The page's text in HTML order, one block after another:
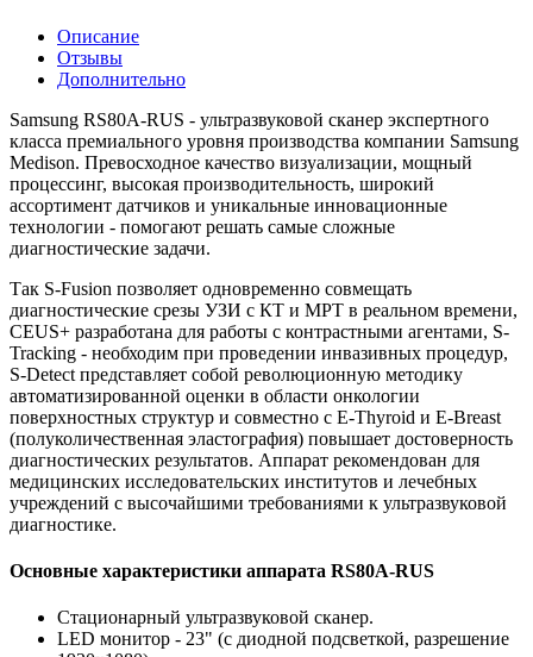
Описание
Отзывы
Дополнительно
Samsung RS80A-RUS - ультразвуковой сканер экспертного
класса премиального уровня производства компании Samsung
Medison. Превосходное качество визуализации, мощный
процессинг, высокая производительность, широкий
ассортимент датчиков и уникальные инновационные
технологии - помогают решать самые сложные
диагностические задачи.
Так S-Fusion позволяет одновременно совмещать
диагностические срезы УЗИ с КТ и МРТ в реальном времени,
CEUS+ разработана для работы с контрастными агентами, S-
Tracking - необходим при проведении инвазивных процедур,
S-Detect представляет собой революционную методику
автоматизированной оценки в области онкологии
поверхностных структур и совместно с E-Thyroid и E-Breast
(полуколичественная эластография) повышает достоверность
диагностических результатов. Аппарат рекомендован для
медицинских исследовательских институтов и лечебных
учреждений с высочайшими требованиями к ультразвуковой
диагностике.
Основные характеристики аппарата RS80A-RUS
Стационарный ультразвуковой сканер.
LED монитор - 23" (с диодной подсветкой, разрешение